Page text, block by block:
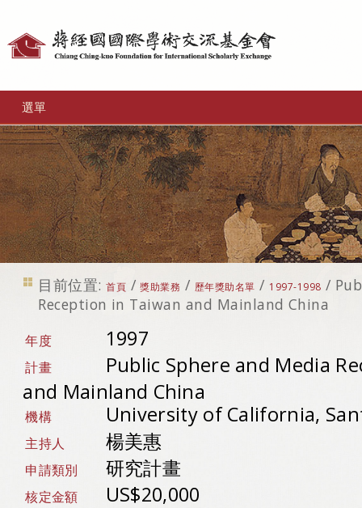
選單
目前位置: 首頁 /獎助業務 / 歷年獎助名單 / 1997-1998 /
Reception in Taiwan and Mainland China
年度 1997
計畫
Public Sphere and Media
and Mainland China
機構 University of California,
主持人 楊美惠
申請類別 研究計畫
核定金額 US$20,000